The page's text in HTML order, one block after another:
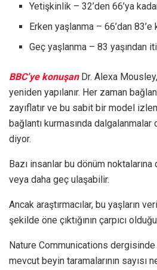
Yetişkinlik – 32’den 66’ya
Erken yaşlanma – 66’dan 83’e
Geç yaşlanma – 83 yaşından
BBC’ye konuşan Dr. Alexa
yeniden yapılanır. Her zaman
zayıflatır ve bu sabit bir model
bağlantı kurmasında dalgalanmalar
diyor.
Bazı insanlar bu dönüm
veya daha geç ulaşabilir.
Ancak araştırmacılar, bu yaşların
şekilde öne çıktığının çarpıcı
Nature Communications dergisinde
mevcut beyin taramalarının sayısı